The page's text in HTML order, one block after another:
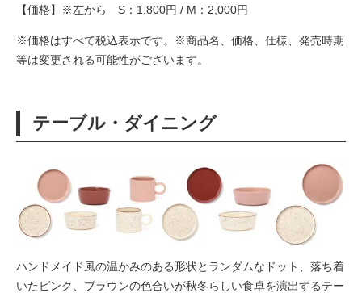
【価格】※左から S：1,800円 / M：2,000円
※価格はすべて税込表示です。※商品名、価格、仕様、発売時期
等は変更される可能性がございます。
テーブル・ダイニング
ハンドメイド風の温かみのある形状とランダムなドット、落ち着
いたピンク、ブラウンの色合いが秋冬らしい食卓を演出するテー